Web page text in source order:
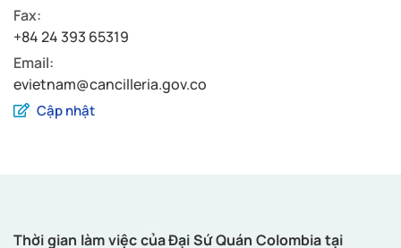
Fax:
+84 24 393 65319
Email:
evietnam@cancilleria.gov.co
Cập nhật
Thời gian làm việc của Đại Sứ Quán Colombia tại